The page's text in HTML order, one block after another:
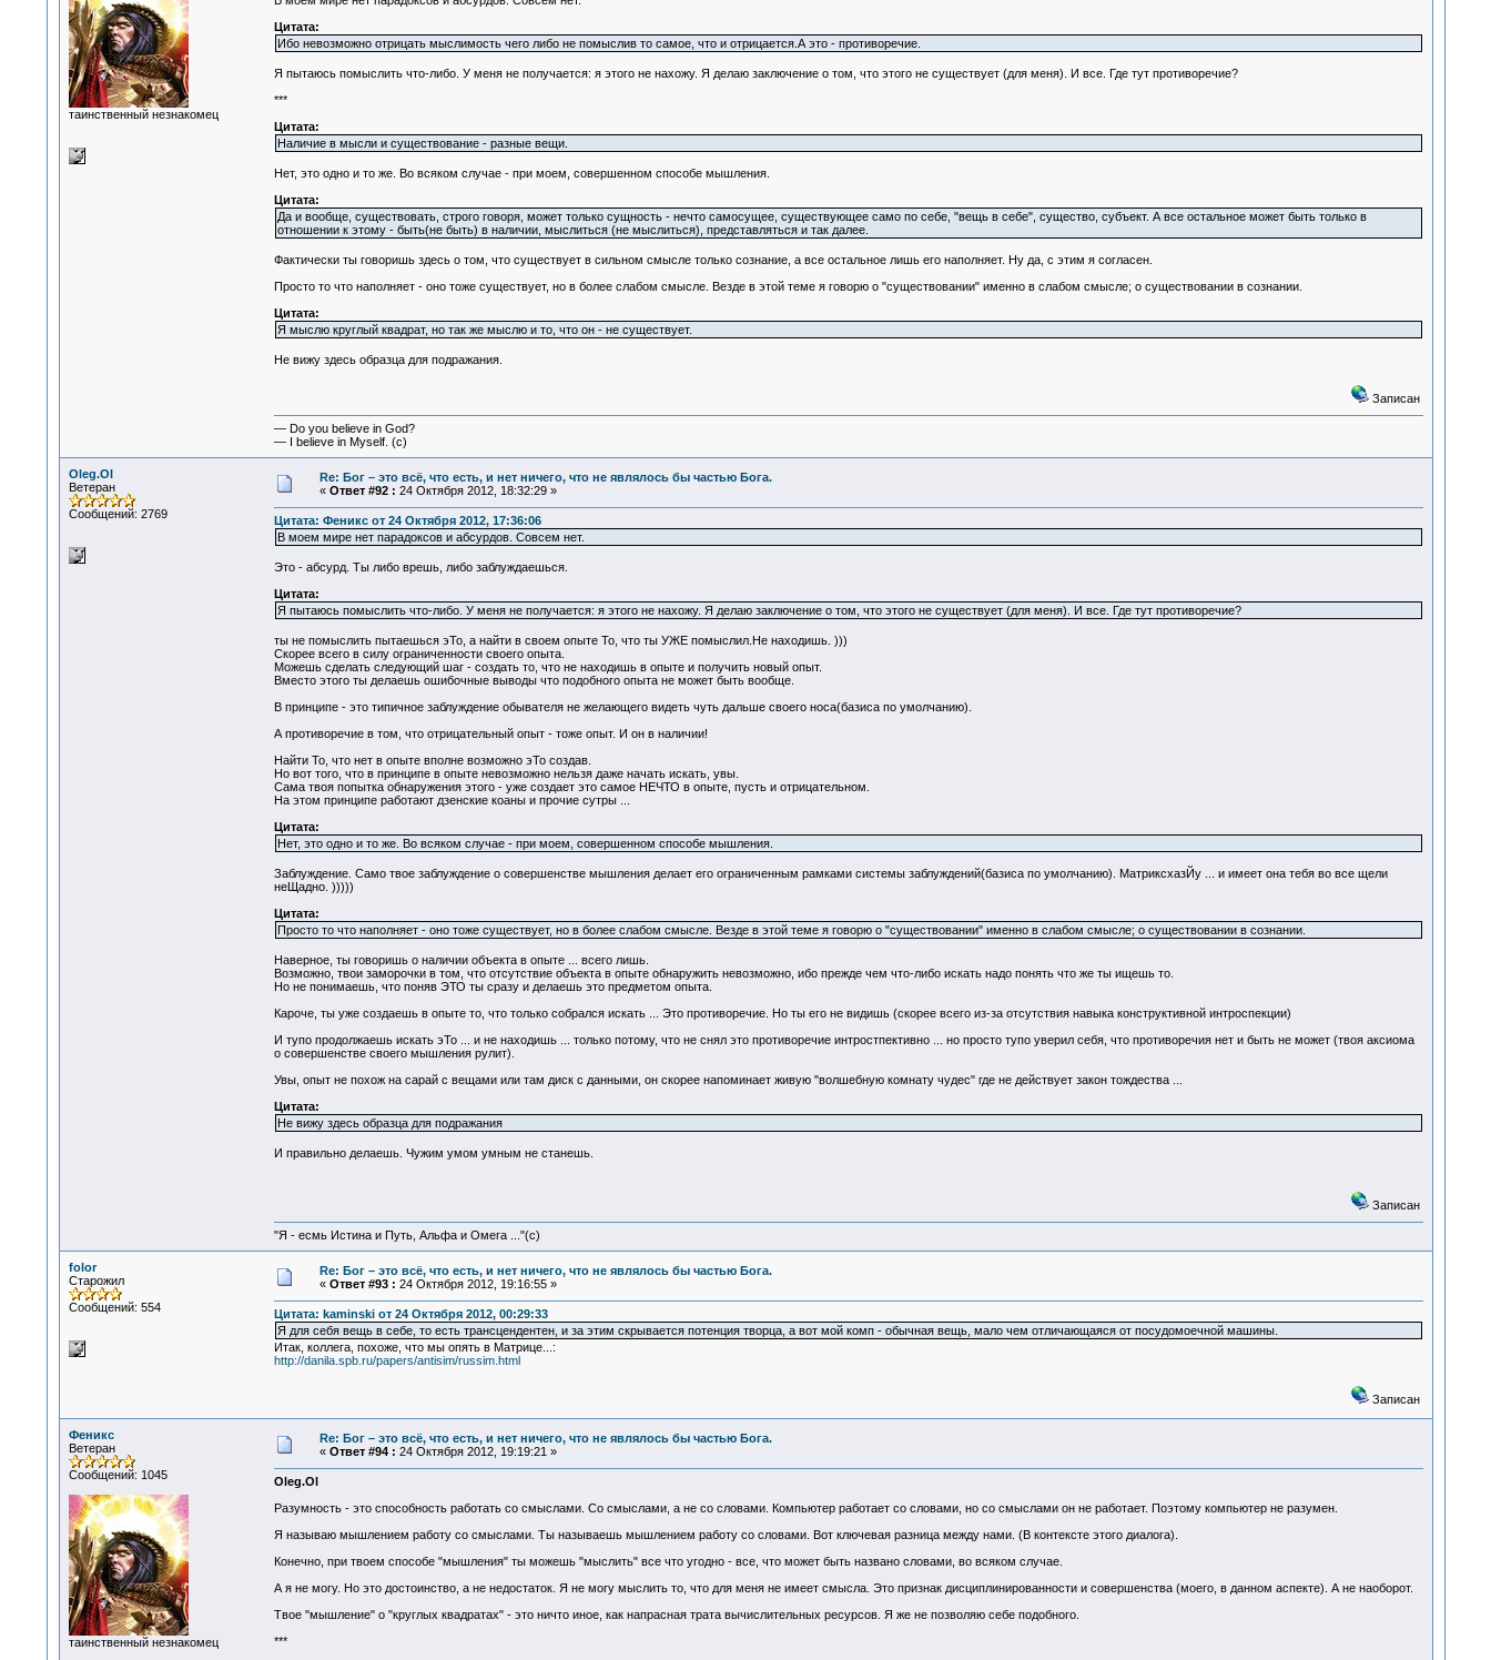
таинственный незнакомец
Цитата:
Ибо невозможно отрицать мыслимость чего либо не помыслив то самое, что и отрицается.А это - противоречие.
Я пытаюсь помыслить что-либо. У меня не получается: я этого не нахожу. Я делаю заключение о том, что этого не существует (для меня). И все. Где тут противоречие?
***
Цитата:
Наличие в мысли и существование - разные вещи.
Нет, это одно и то же. Во всяком случае - при моем, совершенном способе мышления.
Цитата:
Да и вообще, существовать, строго говоря, может только сущность - нечто самосущее, существующее само по себе, "вещь в себе", существо, субъект. А все остальное может быть только в
отношении к этому - быть(не быть) в наличии, мыслиться (не мыслиться), представляться и так далее.
Фактически ты говоришь здесь о том, что существует в сильном смысле только сознание, а все остальное лишь его наполняет. Ну да, с этим я согласен.
Просто то что наполняет - оно тоже существует, но в более слабом смысле. Везде в этой теме я говорю о "существовании" именно в слабом смысле; о существовании в сознании.
Цитата:
Я мыслю круглый квадрат, но так же мыслю и то, что он - не существует.
Не вижу здесь образца для подражания.
Записан
— Do you believe in God?
— I believe in Myself. (c)
Oleg.Ol
Ветеран
Сообщений: 2769
Re: Бог – это всё, что есть, и нет ничего, что не являлось бы частью Бога.
« Ответ #92 : 24 Октября 2012, 18:32:29 »
Цитата: Феникс от 24 Октября 2012, 17:36:06
В моем мире нет парадоксов и абсурдов. Совсем нет.
Это - абсурд. Ты либо врешь, либо заблуждаешься.
Цитата:
Я пытаюсь помыслить что-либо. У меня не получается: я этого не нахожу. Я делаю заключение о том, что этого не существует (для меня). И все. Где тут противоречие?
ты не помыслить пытаешься эТо, а найти в своем опыте То, что ты УЖЕ помыслил.Не находишь. )))
Скорее всего в силу ограниченности своего опыта.
Можешь сделать следующий шаг - создать то, что не находишь в опыте и получить новый опыт.
Вместо этого ты делаешь ошибочные выводы что подобного опыта не может быть вообще.
В принципе - это типичное заблуждение обывателя не желающего видеть чуть дальше своего носа(базиса по умолчанию).
А противоречие в том, что отрицательный опыт - тоже опыт. И он в наличии!
Найти То, что нет в опыте вполне возможно эТо создав.
Но вот того, что в принципе в опыте невозможно нельзя даже начать искать, увы.
Сама твоя попытка обнаружения этого - уже создает это самое НЕЧТО в опыте, пусть и отрицательном.
На этом принципе работают дзенские коаны и прочие сутры ...
Цитата:
Нет, это одно и то же. Во всяком случае - при моем, совершенном способе мышления.
Заблуждение. Само твое заблуждение о совершенстве мышления делает его ограниченным рамками системы заблуждений(базиса по умолчанию). МатриксхазЙу ... и имеет она тебя во все щели
неЩадно. )))))
Цитата:
Просто то что наполняет - оно тоже существует, но в более слабом смысле. Везде в этой теме я говорю о "существовании" именно в слабом смысле; о существовании в сознании.
Наверное, ты говоришь о наличии объекта в опыте ... всего лишь.
Возможно, твои заморочки в том, что отсутствие объекта в опыте обнаружить невозможно, ибо прежде чем что-либо искать надо понять что же ты ищешь то.
Но не понимаешь, что поняв ЭТО ты сразу и делаешь это предметом опыта.
Кароче, ты уже создаешь в опыте то, что только собрался искать ... Это противоречие. Но ты его не видишь (скорее всего из-за отсутствия навыка конструктивной интроспекции)
И тупо продолжаешь искать эТо ... и не находишь ... только потому, что не снял это противоречие интростпективно ... но просто тупо уверил себя, что противоречия нет и быть не может (твоя аксиома
о совершенстве своего мышления рулит).
Увы, опыт не похож на сарай с вещами или там диск с данными, он скорее напоминает живую "волшебную комнату чудес" где не действует закон тождества ...
Цитата:
Не вижу здесь образца для подражания
И правильно делаешь. Чужим умом умным не станешь.
Записан
"Я - есмь Истина и Путь, Альфа и Омега ..."(с)
folor
Старожил
Сообщений: 554
Re: Бог – это всё, что есть, и нет ничего, что не являлось бы частью Бога.
« Ответ #93 : 24 Октября 2012, 19:16:55 »
Цитата: kaminski от 24 Октября 2012, 00:29:33
Я для себя вещь в себе, то есть трансцендентен, и за этим скрывается потенция творца, а вот мой комп - обычная вещь, мало чем отличающаяся от посудомоечной машины.
Итак, коллега, похоже, что мы опять в Матрице...:
http://danila.spb.ru/papers/antisim/russim.html
Записан
Феникс
Ветеран
Сообщений: 1045
таинственный незнакомец
Re: Бог – это всё, что есть, и нет ничего, что не являлось бы частью Бога.
« Ответ #94 : 24 Октября 2012, 19:19:21 »
Oleg.Ol
Разумность - это способность работать со смыслами. Со смыслами, а не со словами. Компьютер работает со словами, но со смыслами он не работает. Поэтому компьютер не разумен.
Я называю мышлением работу со смыслами. Ты называешь мышлением работу со словами. Вот ключевая разница между нами. (В контексте этого диалога).
Конечно, при твоем способе "мышления" ты можешь "мыслить" все что угодно - все, что может быть названо словами, во всяком случае.
А я не могу. Но это достоинство, а не недостаток. Я не могу мыслить то, что для меня не имеет смысла. Это признак дисциплинированности и совершенства (моего, в данном аспекте). А не наоборот.
Твое "мышление" о "круглых квадратах" - это ничто иное, как напрасная трата вычислительных ресурсов. Я же не позволяю себе подобного.
***